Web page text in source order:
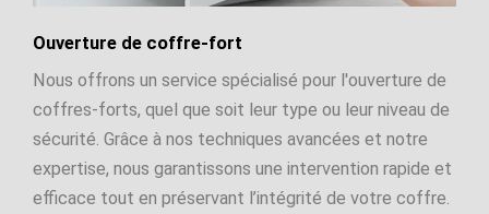
Ouverture de coffre-fort
Nous offrons un service spécialisé pour l'ouverture de
coffres-forts, quel que soit leur type ou leur niveau de
sécurité. Grâce à nos techniques avancées et notre
expertise, nous garantissons une intervention rapide et
efficace tout en préservant l’intégrité de votre coffre.